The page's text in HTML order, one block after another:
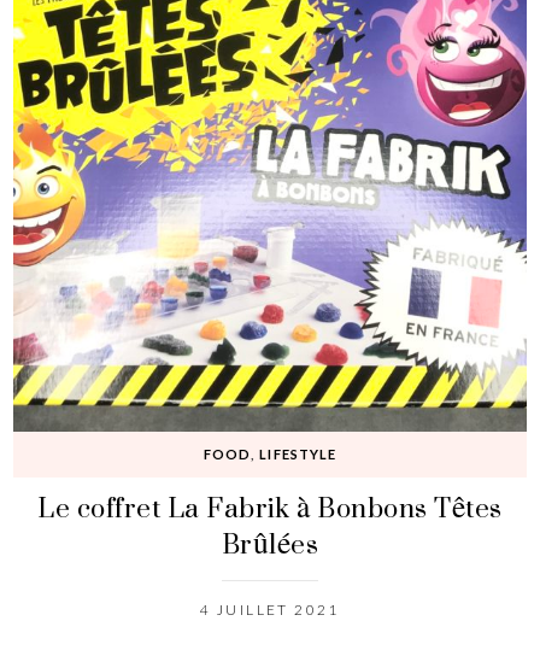
FOOD ,LIFESTYLE
Le coffret La Fabrik à Bonbons Têtes
Brûlées
4 JUILLET 2021